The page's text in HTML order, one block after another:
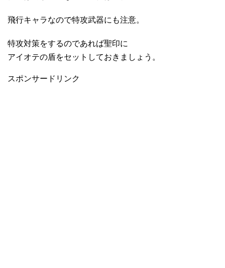
飛行キャラなので特攻武器にも注意。
特攻対策をするのであれば聖印に
アイオテの盾をセットしておきましょう。
スポンサードリンク